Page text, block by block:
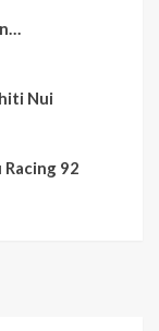
Nui
Racing 92